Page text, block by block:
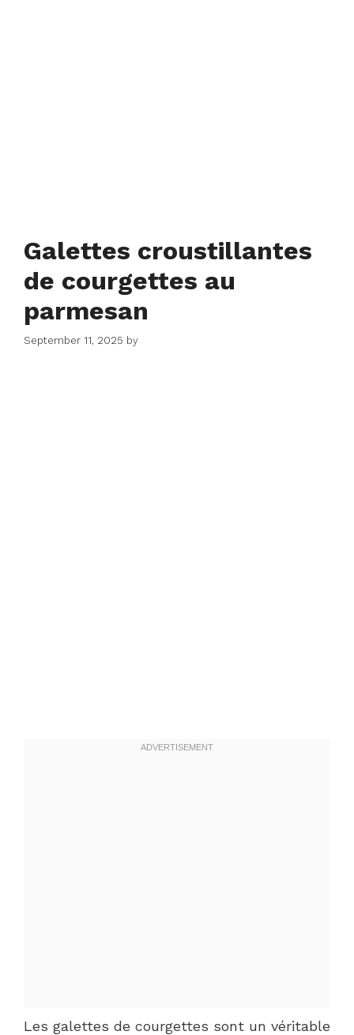
Galettes croustillantes
de courgettes au
parmesan
September 11, 2025 by
Les galettes de courgettes sont un véritable